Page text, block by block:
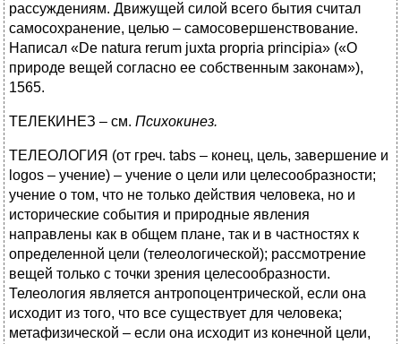
рассуждениям. Движущей силой всего бытия считал
самосохранение, целью – самосовершенствование.
Написал «De natura rerum juxta propria principia» («О
природе вещей согласно ее собственным законам»),
1565.
ТЕЛЕКИНЕЗ – см. Психокинез.
ТЕЛЕОЛОГИЯ (от греч. tabs – конец, цель, завершение и
logos – учение) – учение о цели или целесообразности;
учение о том, что не только действия человека, но и
исторические события и природные явления
направлены как в общем плане, так и в частностях к
определенной цели (телеологической); рассмотрение
вещей только с точки зрения целесообразности.
Телеология является антропоцентрической, если она
исходит из того, что все существует для человека;
метафизической – если она исходит из конечной цели,